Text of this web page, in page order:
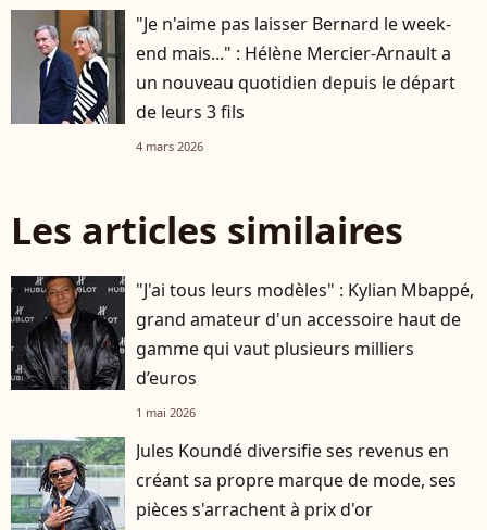
"Je n'aime pas laisser Bernard le week-
end mais..." : Hélène Mercier-Arnault a
un nouveau quotidien depuis le départ
de leurs 3 fils
4 mars 2026
Les articles similaires
"J'ai tous leurs modèles" : Kylian Mbappé,
grand amateur d'un accessoire haut de
gamme qui vaut plusieurs milliers
d’euros
1 mai 2026
Jules Koundé diversifie ses revenus en
créant sa propre marque de mode, ses
pièces s'arrachent à prix d'or